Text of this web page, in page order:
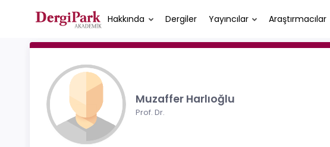
Hakkında Dergiler Yayıncılar Araştırmacılar
Muzaffer Harlıoğlu
Prof. Dr.